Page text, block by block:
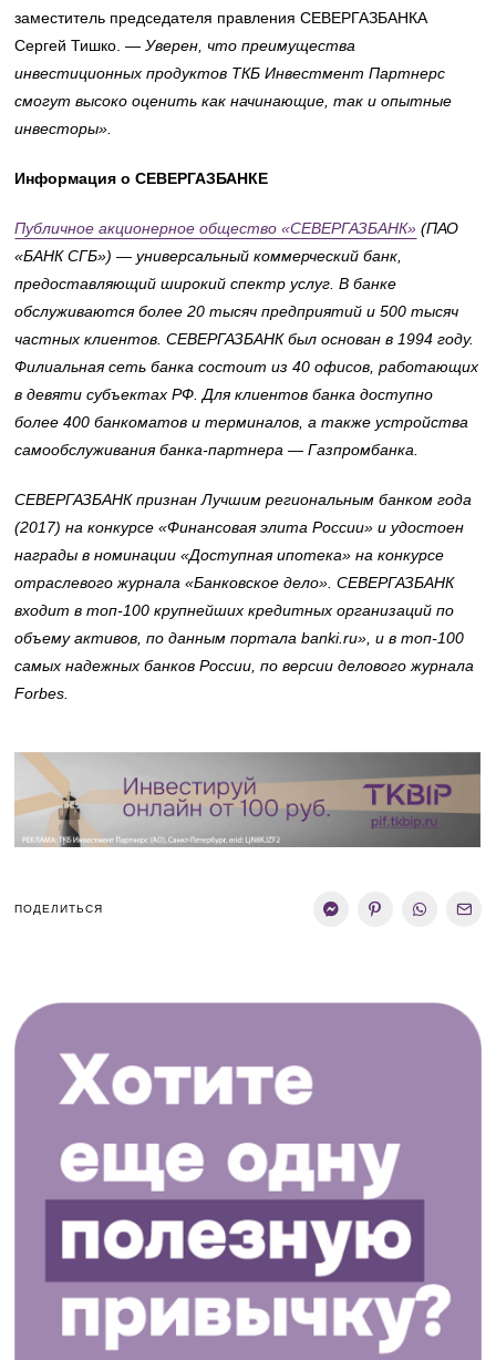
заместитель председателя правления СЕВЕРГАЗБАНКА
Сергей Тишко. — Уверен, что преимущества
инвестиционных продуктов ТКБ Инвестмент Партнерс
смогут высоко оценить как начинающие, так и опытные
инвесторы».
Информация о СЕВЕРГАЗБАНКЕ
Публичное акционерное общество «СЕВЕРГАЗБАНК» (ПАО
«БАНК СГБ») — универсальный коммерческий банк,
предоставляющий широкий спектр услуг. В банке
обслуживаются более 20 тысяч предприятий и 500 тысяч
частных клиентов. СЕВЕРГАЗБАНК был основан в 1994 году.
Филиальная сеть банка состоит из 40 офисов, работающих
в девяти субъектах РФ. Для клиентов банка доступно
более 400 банкоматов и терминалов, а также устройства
самообслуживания банка-партнера — Газпромбанка.
СЕВЕРГАЗБАНК признан Лучшим региональным банком года
(2017) на конкурсе «Финансовая элита России» и удостоен
награды в номинации «Доступная ипотека» на конкурсе
отраслевого журнала «Банковское дело». СЕВЕРГАЗБАНК
входит в топ-100 крупнейших кредитных организаций по
объему активов, по данным портала banki.ru», и в топ-100
самых надежных банков России, по версии делового журнала
Forbes.
ПОДЕЛИТЬСЯ